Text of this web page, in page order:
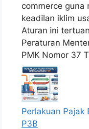
commerce guna
keadilan iklim
Aturan ini
Peraturan
PMK Nomor 37
Perlakuan Pajak
P3B